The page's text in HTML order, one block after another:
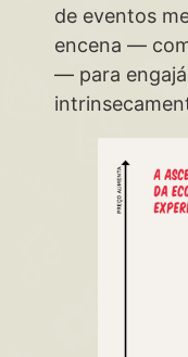
de eventos
encena —
— para